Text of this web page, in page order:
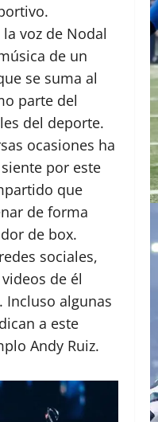
voz de Nodal
de un
se suma al
parte del
del deporte.
ocasiones ha
por este
que
de forma
de box.
sociales,
de él
Incluso algunas
a este
Andy Ruiz.